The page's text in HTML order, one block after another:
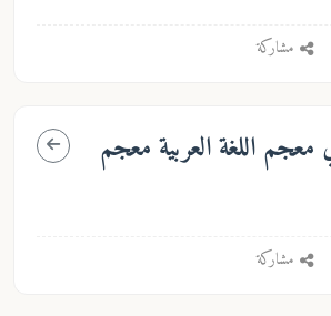
مشاركة
اللغة العربية معجم
مشاركة